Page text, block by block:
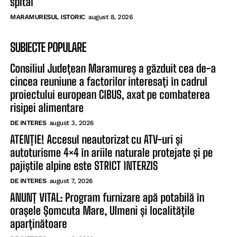
MARAMURESUL ISTORIC august 8, 2026
SUBIECTE POPULARE
Consiliul Județean Maramureș a găzduit cea de-a
cincea reuniune a factorilor interesați în cadrul
proiectului european CIBUS, axat pe combaterea
risipei alimentare
DE INTERES august 3, 2026
ATENȚIE! Accesul neautorizat cu ATV-uri și
autoturisme 4×4 în ariile naturale protejate și pe
pajiștile alpine este STRICT INTERZIS
DE INTERES august 7, 2026
ANUNȚ VITAL: Program furnizare apă potabilă în
orașele Șomcuta Mare, Ulmeni și localitățile
aparținătoare